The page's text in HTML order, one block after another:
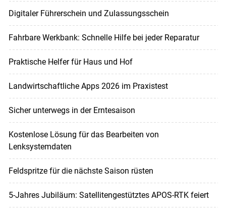
Digitaler Führerschein und Zulassungsschein
Fahrbare Werkbank: Schnelle Hilfe bei jeder Reparatur
Praktische Helfer für Haus und Hof
Landwirtschaftliche Apps 2026 im Praxistest
Sicher unterwegs in der Erntesaison
Kostenlose Lösung für das Bearbeiten von
Lenksystemdaten
Feldspritze für die nächste Saison rüsten
5-Jahres Jubiläum: Satellitengestütztes APOS-RTK feiert